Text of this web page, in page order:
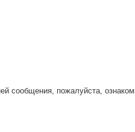
сообщения, пожалуйста,